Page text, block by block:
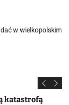
w wielkopolskim
katastrofą